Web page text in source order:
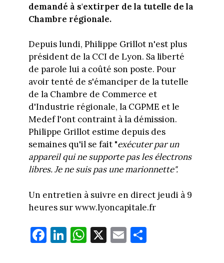
demandé à s'extirper de la tutelle de la
Chambre régionale.
Depuis lundi, Philippe Grillot n'est plus
président de la CCI de Lyon. Sa liberté
de parole lui a coûté son poste. Pour
avoir tenté de s'émanciper de la tutelle
de la Chambre de Commerce et
d'Industrie régionale, la CGPME et le
Medef l'ont contraint à la démission.
Philippe Grillot estime depuis des
semaines qu'il se fait "exécuter par un
appareil qui ne supporte pas les électrons
libres. Je ne suis pas une marionnette".
Un entretien à suivre en direct jeudi à 9
heures sur www.lyoncapitale.fr
Fa
ce
Li
nk
W
ha
X E
m
Pa
rt